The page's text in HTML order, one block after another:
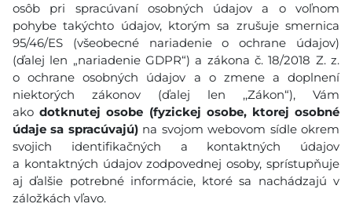
osôb pri spracúvaní osobných údajov a o voľnom
pohybe takýchto údajov, ktorým sa zrušuje smernica
95/46/ES (všeobecné nariadenie o ochrane údajov)
(ďalej len „nariadenie GDPR“) a zákona č. 18/2018 Z. z.
o ochrane osobných údajov a o zmene a doplnení
niektorých zákonov (ďalej len ,,Zákon“), Vám
akodotknutej osobe (fyzickej osobe, ktorej osobné
údaje sa spracúvajú)na svojom webovom sídle okrem
svojich identifikačných a kontaktných údajov
a kontaktných údajov zodpovednej osoby, sprístupňuje
aj ďalšie potrebné informácie, ktoré sa nachádzajú v
záložkách vľavo.